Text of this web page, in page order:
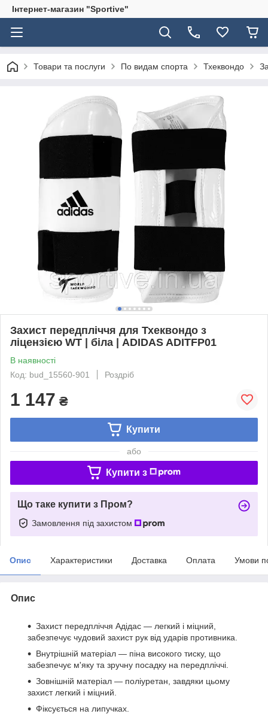
Інтернет-магазин "Sportive"
Товари та послуги По видам спорта Тхеквондо
Захист передпліччя для Тхеквондо з
ліцензією WT | біла | ADIDAS ADITFP01
В наявності
Код: bud_15560-901
Роздріб
1 147 ₴
Купити
або
Купити з
Що таке купити з Пром?
Замовлення під захистом
Опис Характеристики Доставка Оплата Умови
Опис
Захист передпліччя Адідас — легкий і міцний,
забезпечує чудовий захист рук від ударів противника.
Внутрішній матеріал — піна високого тиску, що
забезпечує м'яку та зручну посадку на передпліччі.
Зовнішній матеріал — поліуретан, завдяки цьому
захист легкий і міцний.
Фіксується на липучках.